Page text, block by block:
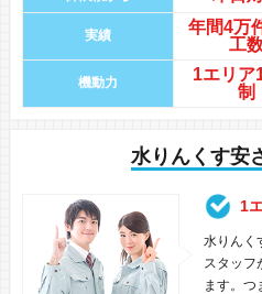
実績 年間4万
工
機動力
1エリア
制
水りんくす安
1
水りんく
スタッフ
ます。つ